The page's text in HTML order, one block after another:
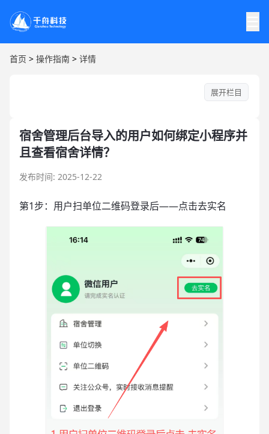
首页 > 操作指南 > 详情
展开栏目
宿舍管理后台导入的用户如何绑定小程序并
且查看宿舍详情？
发布时间: 2025-12-22
第1步：用户扫单位二维码登录后——点击去实名